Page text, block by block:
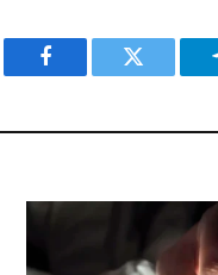
Facebook Twitter